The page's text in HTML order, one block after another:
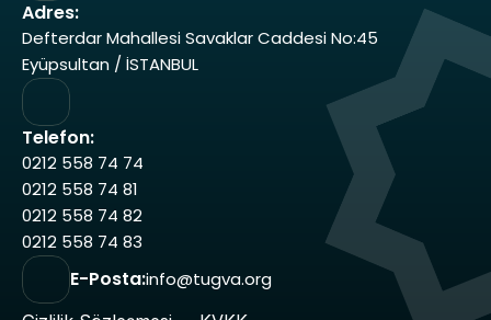
Adres:
Defterdar Mahallesi Savaklar Caddesi No:45
Eyüpsultan / İSTANBUL
Telefon:
0212 558 74 74
0212 558 74 81
0212 558 74 82
0212 558 74 83
E-Posta:info@tugva.org